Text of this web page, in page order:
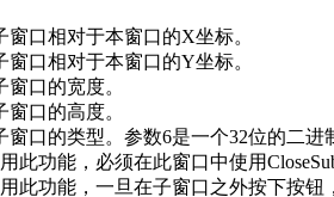
窗口相对于本窗口的X坐标。
窗口相对于本窗口的Y坐标。
窗口的宽度。
窗口的高度。
窗口的类型。参数6是一个32位的二进
此功能，必须在此窗口中使用
此功能，一旦在子窗口之外按下按钮